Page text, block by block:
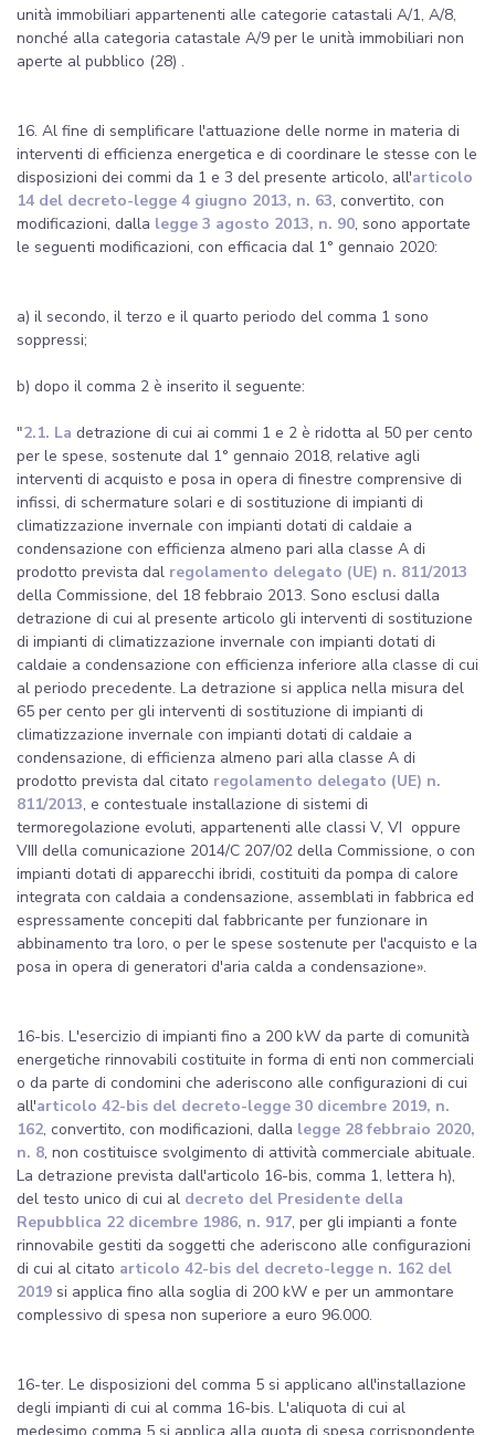
unità immobiliari appartenenti alle categorie catastali A/1, A/8,
nonché alla categoria catastale A/9 per le unità immobiliari non
aperte al pubblico (28) .
16. Al fine di semplificare l'attuazione delle norme in materia di
interventi di efficienza energetica e di coordinare le stesse con le
disposizioni dei commi da 1 e 3 del presente articolo, all'articolo
14 del decreto-legge 4 giugno 2013, n. 63, convertito, con
modificazioni, dalla legge 3 agosto 2013, n. 90, sono apportate
le seguenti modificazioni, con efficacia dal 1° gennaio 2020:
a) il secondo, il terzo e il quarto periodo del comma 1 sono
soppressi;
b) dopo il comma 2 è inserito il seguente:
"2.1. La detrazione di cui ai commi 1 e 2 è ridotta al 50 per cento
per le spese, sostenute dal 1° gennaio 2018, relative agli
interventi di acquisto e posa in opera di finestre comprensive di
infissi, di schermature solari e di sostituzione di impianti di
climatizzazione invernale con impianti dotati di caldaie a
condensazione con efficienza almeno pari alla classe A di
prodotto prevista dal regolamento delegato (UE) n. 811/2013
della Commissione, del 18 febbraio 2013. Sono esclusi dalla
detrazione di cui al presente articolo gli interventi di sostituzione
di impianti di climatizzazione invernale con impianti dotati di
caldaie a condensazione con efficienza inferiore alla classe di cui
al periodo precedente. La detrazione si applica nella misura del
65 per cento per gli interventi di sostituzione di impianti di
climatizzazione invernale con impianti dotati di caldaie a
condensazione, di efficienza almeno pari alla classe A di
prodotto prevista dal citato regolamento delegato (UE) n.
811/2013, e contestuale installazione di sistemi di
termoregolazione evoluti, appartenenti alle classi V, VI oppure
VIII della comunicazione 2014/C 207/02 della Commissione, o con
impianti dotati di apparecchi ibridi, costituiti da pompa di calore
integrata con caldaia a condensazione, assemblati in fabbrica ed
espressamente concepiti dal fabbricante per funzionare in
abbinamento tra loro, o per le spese sostenute per l'acquisto e la
posa in opera di generatori d'aria calda a condensazione».
16-bis. L'esercizio di impianti fino a 200 kW da parte di comunità
energetiche rinnovabili costituite in forma di enti non commerciali
o da parte di condomini che aderiscono alle configurazioni di cui
all'articolo 42-bis del decreto-legge 30 dicembre 2019, n.
162, convertito, con modificazioni, dalla legge 28 febbraio 2020,
n. 8, non costituisce svolgimento di attività commerciale abituale.
La detrazione prevista dall'articolo 16-bis, comma 1, lettera h),
del testo unico di cui al decreto del Presidente della
Repubblica 22 dicembre 1986, n. 917, per gli impianti a fonte
rinnovabile gestiti da soggetti che aderiscono alle configurazioni
di cui al citato articolo 42-bis del decreto-legge n. 162 del
2019 si applica fino alla soglia di 200 kW e per un ammontare
complessivo di spesa non superiore a euro 96.000.
16-ter. Le disposizioni del comma 5 si applicano all'installazione
degli impianti di cui al comma 16-bis. L'aliquota di cui al